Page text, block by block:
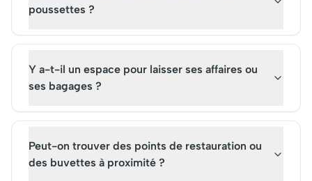
poussettes ?
Y a-t-il un espace pour laisser ses affaires ou
ses bagages ?
Peut-on trouver des points de restauration ou
des buvettes à proximité ?